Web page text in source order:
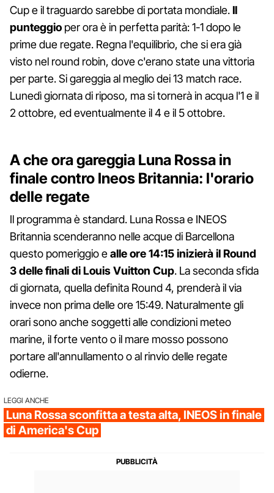
Cup e il traguardo sarebbe di portata mondiale.Il
punteggio per ora è in perfetta parità: 1-1 dopo le
prime due regate. Regna l'equilibrio, che si era già
visto nel round robin, dove c'erano state una vittoria
per parte. Si gareggia al meglio dei 13 match race.
Lunedì giornata di riposo, ma si tornerà in acqua l'1 e il
2 ottobre, ed eventualmente il 4 e il 5 ottobre.
A che ora gareggia Luna Rossa in
finale contro Ineos Britannia: l'orario
delle regate
Il programma è standard. Luna Rossa e INEOS
Britannia scenderanno nelle acque di Barcellona
questo pomeriggio ealle ore 14:15 inizierà il Round
3 delle finali di Louis Vuitton Cup. La seconda sfida
di giornata, quella definita Round 4, prenderà il via
invece non prima delle ore 15:49. Naturalmente gli
orari sono anche soggetti alle condizioni meteo
marine, il forte vento o il mare mosso possono
portare all'annullamento o al rinvio delle regate
odierne.
LEGGI ANCHE
Luna Rossa sconfitta a testa alta, INEOS in finale
di America's Cup